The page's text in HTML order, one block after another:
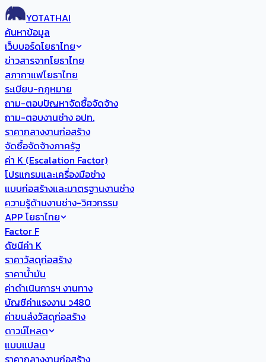
YOTATHAI
ค้นหาข้อมูล
เว็บบอร์ดโยธาไทย
ข่าวสารจากโยธาไทย
สภากาแฟโยธาไทย
ระเบียบ-กฎหมาย
ถาม-ตอบปัญหาจัดซื้อจัดจ้าง
ถาม-ตอบงานช่าง อปท.
ราคากลางงานก่อสร้าง
จัดซื้อจัดจ้างภาครัฐ
ค่า K (Escalation Factor)
โปรแกรมและเครื่องมือช่าง
แบบก่อสร้างและมาตรฐานงานช่าง
ความรู้ด้านงานช่าง-วิศวกรรม
APP โยธาไทย
Factor F
ดัชนีค่า K
ราคาวัสดุก่อสร้าง
ราคาน้ำมัน
ค่าดำเนินการฯ งานทาง
บัญชีค่าแรงงาน ว480
ค่าขนส่งวัสดุก่อสร้าง
ดาวน์โหลด
แบบแปลน
ราคากลางงานก่อสร้าง